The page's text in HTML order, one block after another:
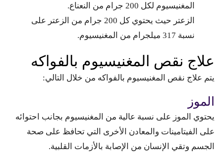
المغنيسيوم لكل 200 جرام من النعناع.
الزعتر حيث يحتوي كل 200 جرام من الزعتر على
نسبة 317 ميلجرام من المغنيسيوم.
علاج نقص المغنيسيوم بالفواكه
يتم علاج نقص المغنيسيوم بالفواكه من خلال التالي:
الموز
يحتوي الموز على نسبة عالية من المغنيسيوم بجانب احتوائه
على الفيتامينات والمعادن الأخرى التي تحافظ على صحة
الجسم وتقي الإنسان من الإصابة بالأزمات القلبية.